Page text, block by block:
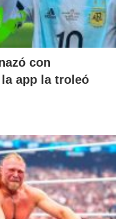
con
app la troleó